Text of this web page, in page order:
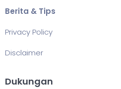
Berita & Tips
Privacy Policy
Disclaimer
Dukungan